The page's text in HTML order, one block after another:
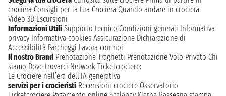
crociera Consigli per la tua Crociera Quando andare in crociera
Video 3D Escursioni
Informazioni Utili Supporto tecnico Condizioni generali Informativa
privacy Informativa cookies Assicurazione Dichiarazione di
Accessibilità Parcheggi Lavora con noi
Il nostro Brand Prenotazione Traghetti Prenotazione Volo Privato Chi
siamo Dove trovarci Network Ticketcrociere:
Le Crociere nell’era dell’IA generativa
servizi per i crocieristi Recensioni crociere Osservatorio